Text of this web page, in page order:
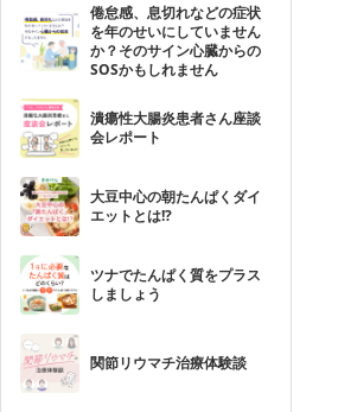
倦怠感、息切れなどの症状
を年のせいにしていません
か？そのサイン心臓からの
SOSかもしれません
潰瘍性大腸炎患者さん座談
会レポート
大豆中心の朝たんぱくダイ
エットとは!?
ツナでたんぱく質をプラス
しましょう
関節リウマチ治療体験談